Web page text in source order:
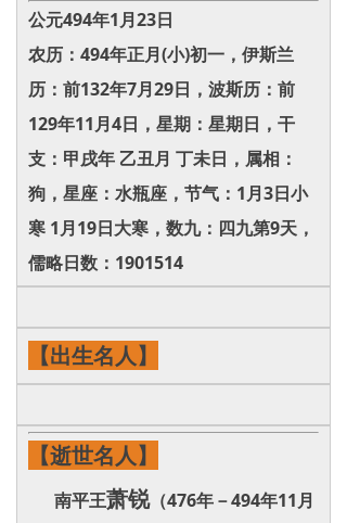
公元494年1月23日
农历：494年正月(小)初一，伊斯兰
历：前132年7月29日，波斯历：前
129年11月4日，星期：星期日，干
支：甲戌年 乙丑月 丁未日，属相：
狗，星座：水瓶座，节气：1月3日小
寒 1月19日大寒，数九：四九第9天，
儒略日数：1901514
【出生名人】
【逝世名人】
南平王萧锐（476年－494年11月